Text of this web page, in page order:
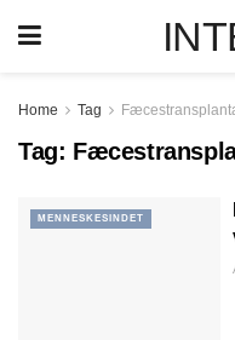
Home Tag
Tag:
MENNESKESINDET